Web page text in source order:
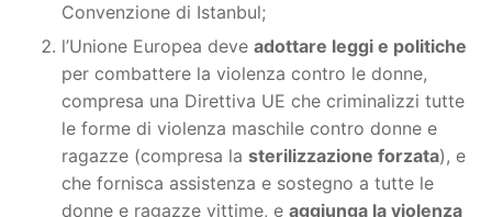
Convenzione di Istanbul;
l’Unione Europea deve adottare leggi e politiche
per combattere la violenza contro le donne,
compresa una Direttiva UE che criminalizzi tutte
le forme di violenza maschile contro donne e
ragazze (compresa la sterilizzazione forzata), e
che fornisca assistenza e sostegno a tutte le
donne e ragazze vittime, e aggiunga la violenza